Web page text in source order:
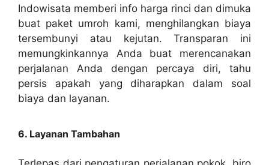
Indowisata memberi info harga rinci dan dimuka
buat paket umroh kami, menghilangkan biaya
tersembunyi atau kejutan. Transparan ini
memungkinkannya Anda buat merencanakan
perjalanan Anda dengan percaya diri, tahu
persis apakah yang diharapkan dalam soal
biaya dan layanan.
6. Layanan Tambahan